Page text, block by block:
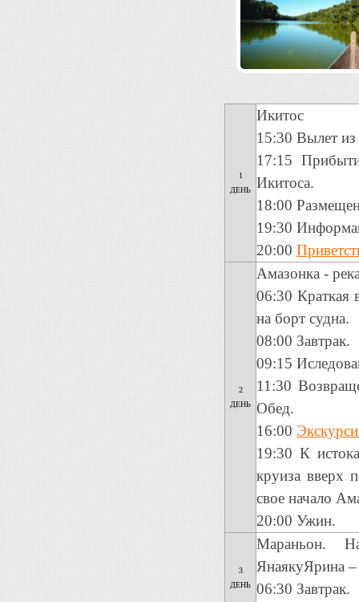
1
ДЕНЬ
Икитос
15:30 Вылет
17:15
Икитоса.
18:00
19:30
20:00
2
ДЕНЬ
Амазонка -
06:30 Краткая
на борт судна.
08:00 Завтрак.
09:15
11:30
Обед.
16:00
19:30 К
круиза вверх
свое начало
20:00 Ужин.
3
ДЕНЬ
Мараньон.
ЯнаякуЯрина
06:30 Завтрак.